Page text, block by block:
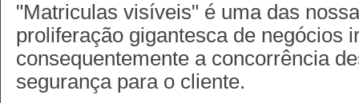
"Matriculas visíveis" é uma das
proliferação gigantesca de negócios
consequentemente a concorrência
segurança para o cliente.